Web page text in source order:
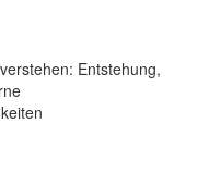
Entstehung,